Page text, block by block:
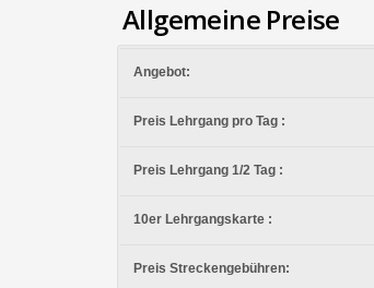
Allgemeine Preise
Angebot:
Preis Lehrgang pro Tag :
Preis Lehrgang 1/2 Tag :
10er Lehrgangskarte :
Preis Streckengebühren: